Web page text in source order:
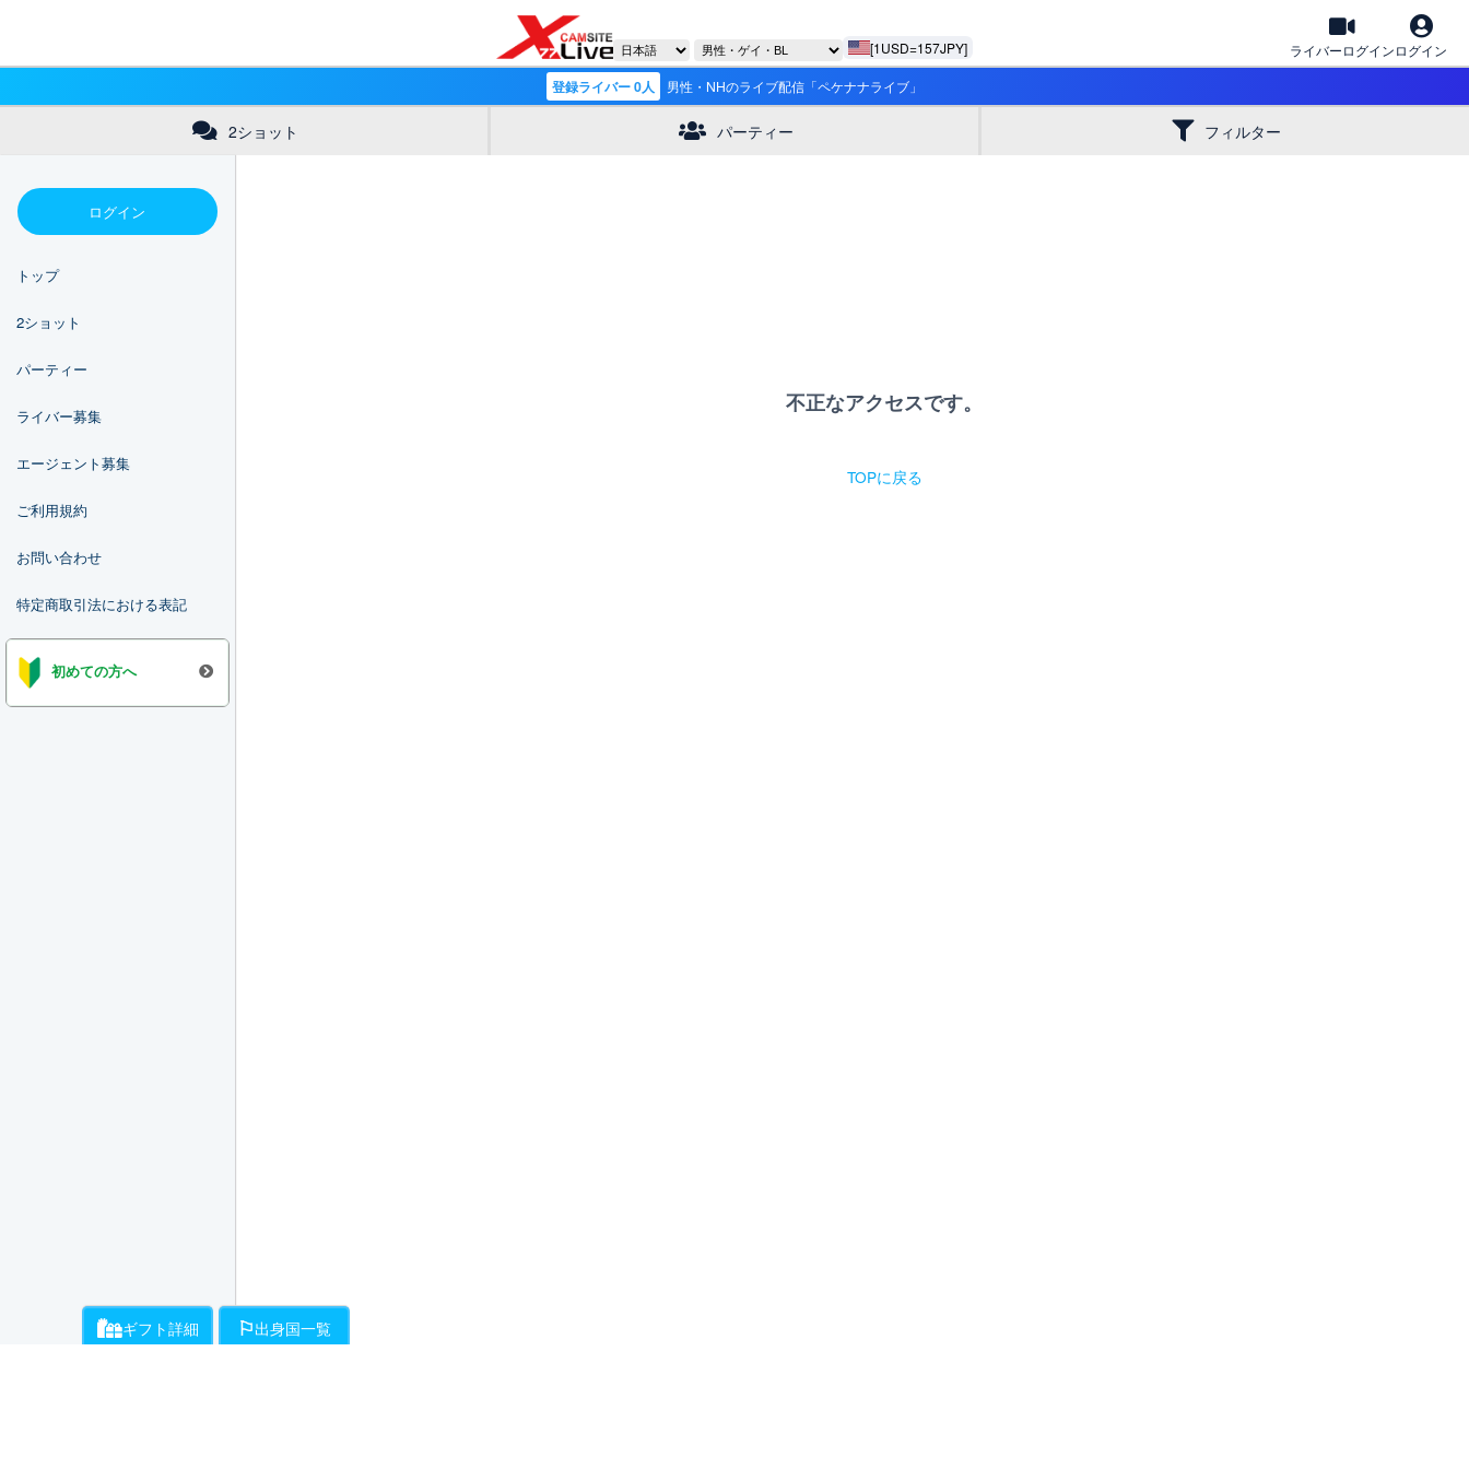
[1USD=157JPY] ライバーログインログイン
登録ライバー 0人 男性・NHのライブ配信「ペケナナライブ」
2ショット パーティー フィルター
ログイン
トップ
2ショット
パーティー
ライバー募集
エージェント募集
ご利用規約
お問い合わせ
特定商取引法における表記
初めての方へ
不正なアクセスです。
TOPに戻る
ギフト詳細 出身国一覧